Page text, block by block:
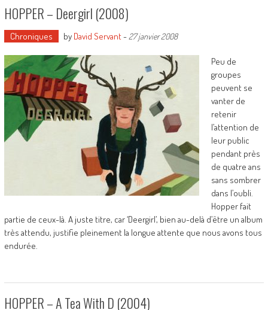
HOPPER – Deergirl (2008)
Chroniques by David Servant- 27 janvier 2008
Peu de
groupes
peuvent se
vanter de
retenir
l’attention de
leur public
pendant près
de quatre ans
sans sombrer
dans l’oubli.
Hopper fait
partie de ceux-là. A juste titre, car ‘Deergirl’, bien au-delà d’être un album
très attendu, justifie pleinement la longue attente que nous avons tous
endurée.
HOPPER – A Tea With D (2004)